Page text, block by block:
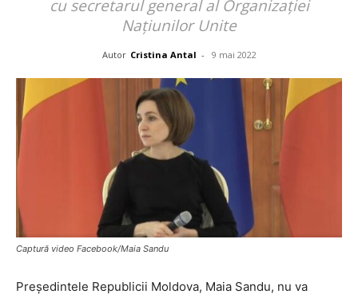
cu secretarul general al Organizaţiei
Naţiunilor Unite
Autor Cristina Antal - 9 mai 2022
Captură video Facebook/Maia Sandu
Preşedintele Republicii Moldova, Maia Sandu, nu va